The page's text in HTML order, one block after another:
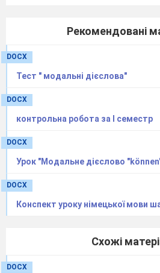
Рекомендовані
DOCX
Тест " модальні дієслова"
DOCX
контрольна робота за І семестр
DOCX
Урок "Модальне дієслово
DOCX
Конспект уроку німецької мови
Схожі
DOCX